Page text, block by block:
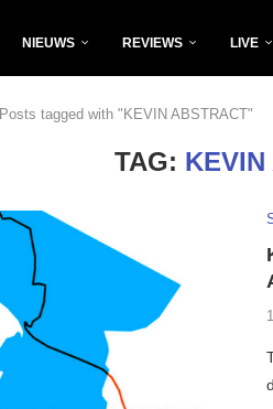
NIEUWS REVIEWS LIVE
Posts tagged with "KEVIN ABSTRACT"
TAG: